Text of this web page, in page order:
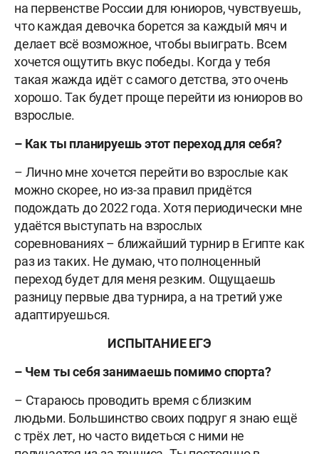
на первенстве России для юниоров, чувствуешь,
что каждая девочка борется за каждый мяч и
делает всё возможное, чтобы выиграть. Всем
хочется ощутить вкус победы. Когда у тебя
такая жажда идёт с самого детства, это очень
хорошо. Так будет проще перейти из юниоров во
взрослые.
– Как ты планируешь этот переход для себя?
– Лично мне хочется перейти во взрослые как
можно скорее, но из-за правил придётся
подождать до 2022 года. Хотя периодически мне
удаётся выступать на взрослых
соревнованиях – ближайший турнир в Египте как
раз из таких. Не думаю, что полноценный
переход будет для меня резким. Ощущаешь
разницу первые два турнира, а на третий уже
адаптируешься.
ИСПЫТАНИЕ ЕГЭ
– Чем ты себя занимаешь помимо спорта?
– Стараюсь проводить время с близким
людьми. Большинство своих подруг я знаю ещё
с трёх лет, но часто видеться с ними не